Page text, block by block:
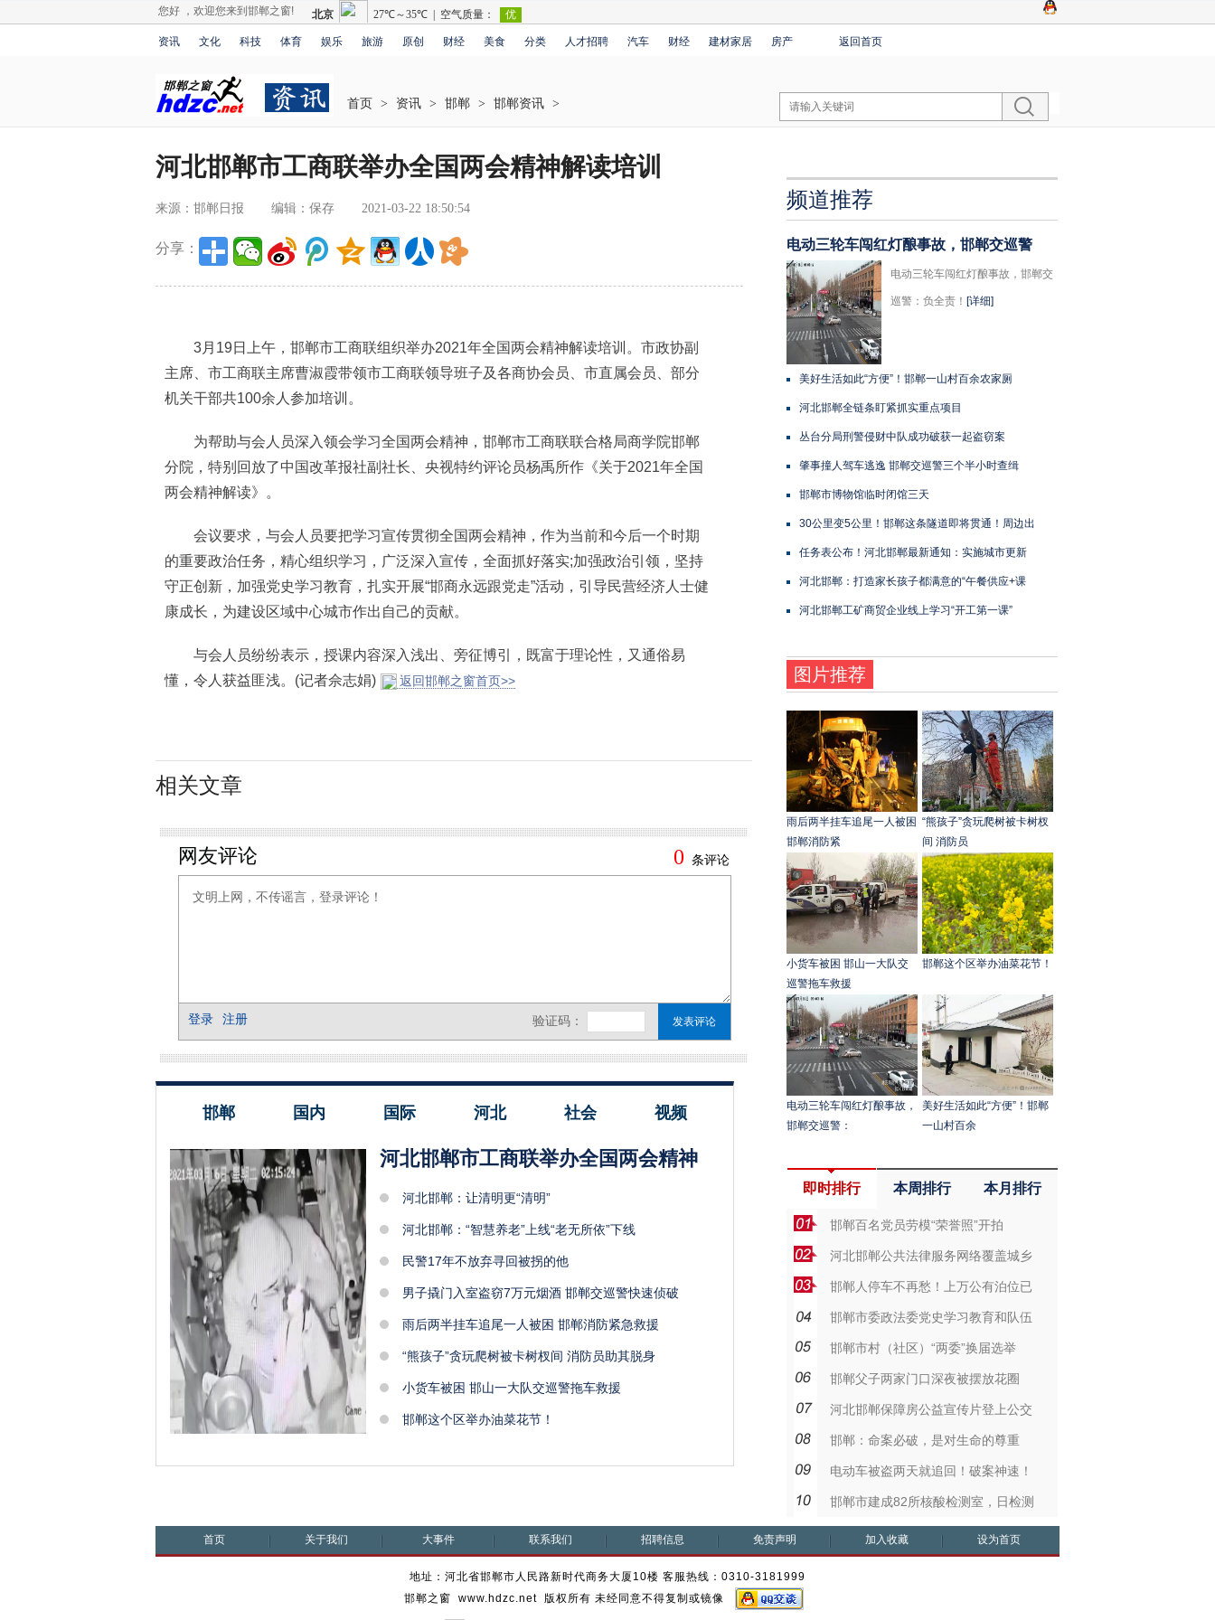
您好 ，欢迎您来到邯郸之窗!
资讯 文化 科技 体育 娱乐 旅游 原创 财经 美食 分类 人才招聘 汽车 财经 建材家居 房产 返回首页
首页 > 资讯 > 邯郸 > 邯郸资讯 >
河北邯郸市工商联举办全国两会精神解读培训
来源：邯郸日报 编辑：保存 2021-03-22 18:50:54
分享：
3月19日上午，邯郸市工商联组织举办2021年全国两会精神解读培训。市政协副
主席、市工商联主席曹淑霞带领市工商联领导班子及各商协会员、市直属会员、部分
机关干部共100余人参加培训。
为帮助与会人员深入领会学习全国两会精神，邯郸市工商联联合格局商学院邯郸
分院，特别回放了中国改革报社副社长、央视特约评论员杨禹所作《关于2021年全国
两会精神解读》。
会议要求，与会人员要把学习宣传贯彻全国两会精神，作为当前和今后一个时期
的重要政治任务，精心组织学习，广泛深入宣传，全面抓好落实;加强政治引领，坚持
守正创新，加强党史学习教育，扎实开展“邯商永远跟党走”活动，引导民营经济人士健
康成长，为建设区域中心城市作出自己的贡献。
与会人员纷纷表示，授课内容深入浅出、旁征博引，既富于理论性，又通俗易
懂，令人获益匪浅。(记者佘志娟)
返回邯郸之窗首页>>
相关文章
邯郸 国内 国际 河北 社会 视频
河北邯郸市工商联举办全国两会精神
河北邯郸：让清明更“清明”
河北邯郸：“智慧养老”上线“老无所依”下线
民警17年不放弃寻回被拐的他
男子撬门入室盗窃7万元烟酒 邯郸交巡警快速侦破
雨后两半挂车追尾一人被困 邯郸消防紧急救援
“熊孩子”贪玩爬树被卡树杈间 消防员助其脱身
小货车被困 邯山一大队交巡警拖车救援
邯郸这个区举办油菜花节！
频道推荐
电动三轮车闯红灯酿事故，邯郸交巡警
电动三轮车闯红灯酿事故，邯郸交
巡警：负全责！ [详细]
美好生活如此“方便”！邯郸一山村百余农家厕
河北邯郸全链条盯紧抓实重点项目
丛台分局刑警侵财中队成功破获一起盗窃案
肇事撞人驾车逃逸 邯郸交巡警三个半小时查缉
邯郸市博物馆临时闭馆三天
30公里变5公里！邯郸这条隧道即将贯通！周边出
任务表公布！河北邯郸最新通知：实施城市更新
河北邯郸：打造家长孩子都满意的“午餐供应+课
河北邯郸工矿商贸企业线上学习“开工第一课”
图片推荐
雨后两半挂车追尾一人被困
邯郸消防紧
“熊孩子”贪玩爬树被卡树杈
间 消防员
小货车被困 邯山一大队交
巡警拖车救援
邯郸这个区举办油菜花节！
电动三轮车闯红灯酿事故，
邯郸交巡警：
美好生活如此“方便”！邯郸
一山村百余
即时排行 本周排行 本月排行
邯郸百名党员劳模“荣誉照”开拍
河北邯郸公共法律服务网络覆盖城乡
邯郸人停车不再愁！上万公有泊位已
邯郸市委政法委党史学习教育和队伍
邯郸市村（社区）“两委”换届选举
邯郸父子两家门口深夜被摆放花圈
河北邯郸保障房公益宣传片登上公交
邯郸：命案必破，是对生命的尊重
电动车被盗两天就追回！破案神速！
邯郸市建成82所核酸检测室，日检测
首页 关于我们 大事件 联系我们 招聘信息 免责声明 加入收藏 设为首页
地址：河北省邯郸市人民路新时代商务大厦10楼 客服热线：0310-3181999
邯郸之窗 www.hdzc.net 版权所有 未经同意不得复制或镜像